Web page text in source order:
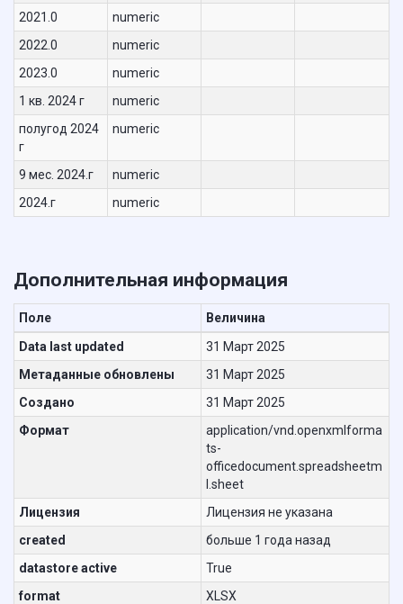
2021.0
numeric
2022.0
numeric
2023.0
numeric
1 кв. 2024 г
numeric
полугод 2024
г
numeric
9 мес. 2024.г
numeric
2024.г
numeric
Дополнительная информация
Поле
Величина
Data last updated
31 Март 2025
Метаданные обновлены
31 Март 2025
Создано
31 Март 2025
Формат
application/vnd.openxmlforma
ts-
officedocument.spreadsheetm
l.sheet
Лицензия
Лицензия не указана
created
больше 1 года назад
datastore active
True
format
XLSX